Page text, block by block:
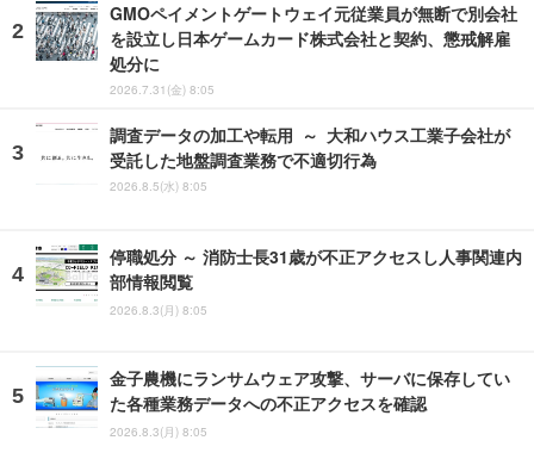
GMOペイメントゲートウェイ元従業員が無断で別会社
を設立し日本ゲームカード株式会社と契約、懲戒解雇
処分に
2026.7.31(金) 8:05
調査データの加工や転用 ～ 大和ハウス工業子会社が
受託した地盤調査業務で不適切行為
2026.8.5(水) 8:05
停職処分 ～ 消防士長31歳が不正アクセスし人事関連内
部情報閲覧
2026.8.3(月) 8:05
金子農機にランサムウェア攻撃、サーバに保存してい
た各種業務データへの不正アクセスを確認
2026.8.3(月) 8:05